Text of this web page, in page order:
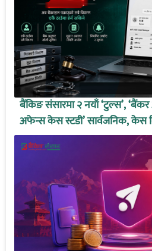
बैंकिङ संसारमा २ नयाँ ‘टुल्स’, ‘बैंकर
अफेन्स केस स्टडी’ सार्वजनिक, केस